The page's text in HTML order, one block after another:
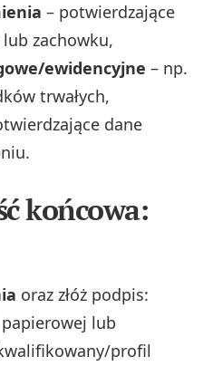
– potwierdzające
zachowku,
ewidencyjne – np.
trwałych,
dane
końcowa:
oraz złóż podpis:
lub
profil